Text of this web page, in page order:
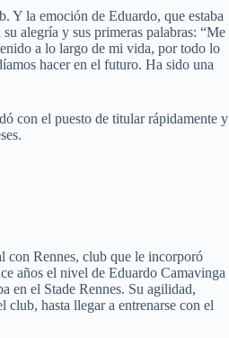
Y la emoción de Eduardo, que estaba
alegría y sus primeras palabras: “Me
a lo largo de mi vida, por todo lo
hacer en el futuro. Ha sido una
con el puesto de titular rápidamente y
con Rennes, club que le incorporó
años el nivel de Eduardo Camavinga
en el Stade Rennes. Su agilidad,
club, hasta llegar a entrenarse con el